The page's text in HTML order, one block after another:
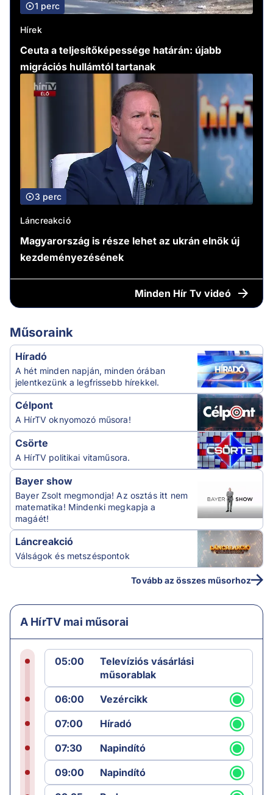
1 perc
Hírek
Ceuta a teljesítőképessége határán: újabb
migrációs hullámtól tartanak
3 perc
Láncreakció
Magyarország is része lehet az ukrán elnök új
kezdeményezésének
Minden Hír Tv videó
Műsoraink
Híradó
A hét minden napján, minden órában
jelentkezünk a legfrissebb hírekkel.
Célpont
A HírTV oknyomozó műsora!
Csörte
A HírTV politikai vitaműsora.
Bayer show
Bayer Zsolt megmondja! Az osztás itt nem
matematika! Mindenki megkapja a
magáét!
Láncreakció
Válságok és metszéspontok
Tovább az összes műsorhoz
A HírTV mai műsorai
05:00
Televíziós vásárlási
műsorablak
06:00
Vezércikk
07:00
Híradó
07:30
Napindító
09:00
Napindító